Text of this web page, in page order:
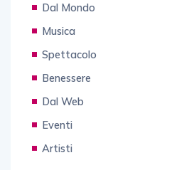
Dal Mondo
Musica
Spettacolo
Benessere
Dal Web
Eventi
Artisti